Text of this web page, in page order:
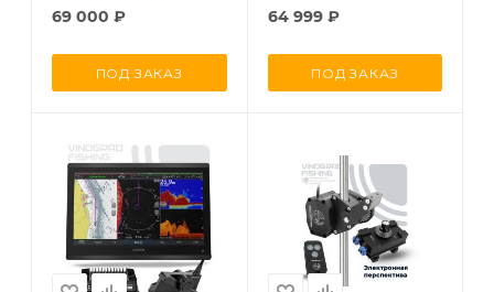
69 000 ₽
ПОД ЗАКАЗ
64 999₽
ПОД ЗАКАЗ